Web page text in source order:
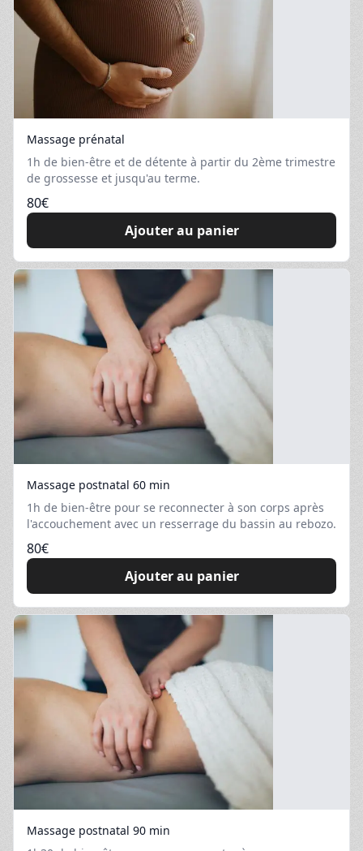
Massage prénatal
1h de bien-être et de détente à partir du 2ème trimestre
de grossesse et jusqu'au terme.
80€
Ajouter au panier
Massage postnatal 60 min
1h de bien-être pour se reconnecter à son corps après
l'accouchement avec un resserrage du bassin au rebozo.
80€
Ajouter au panier
Massage postnatal 90 min